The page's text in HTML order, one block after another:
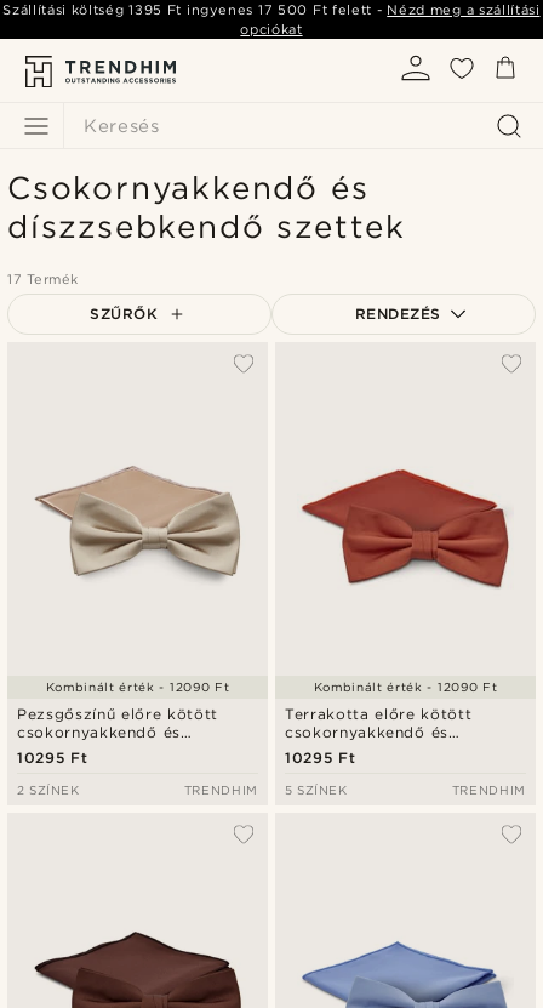
Keresés
Szállítási költség1395 Ft ingyenes 17 500 Ft felett - Nézd meg a szállítási
opciókat
Csokornyakkendő és
díszzsebkendő szettek
17 Termék
SZŰRŐK RENDEZÉS
Pezsgőszínű előre kötött
csokornyakkendő és
díszzsebkendő szett
10295 Ft
Kombinált érték - 12090 Ft
2 SZÍNEK TRENDHIM
Terrakotta előre kötött
csokornyakkendő és
díszzsebkendő szett
10295 Ft
Kombinált érték - 12090 Ft
5 SZÍNEK TRENDHIM